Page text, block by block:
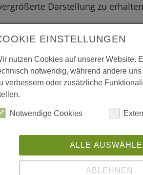
Darstellung zu
EINSTELLUNGEN
nutzen Cookies auf unserer Website.
notwendig, während andere
verbessern oder zusätzliche
Notwendige Cookies
ALLE
ABLEHNEN